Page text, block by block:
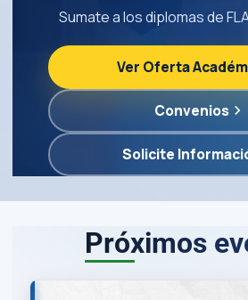
Sumate a los diplomas de
Ver Oferta
Convenios
Solicite
Próximos